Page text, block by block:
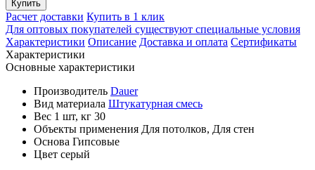
Купить
Расчет доставки Купить в 1 клик
Для оптовых покупателей существуют специальные условия
Характеристики Описание Доставка и оплата Сертификаты
Характеристики
Основные характеристики
Производитель Dauer
Вид материала Штукатурная смесь
Вес 1 шт, кг 30
Объекты применения Для потолков, Для стен
Основа Гипсовые
Цвет серый